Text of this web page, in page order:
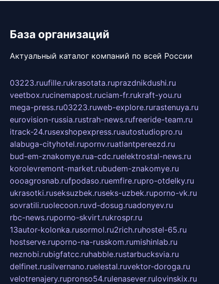
База организаций
Актуальный каталог компаний по всей России
03223.ruufille.rukrasotata.ruprazdnikdushi.ru
veetbox.rucinemapost.ruciam-fr.rukraft-you.ru
mega-press.ru03223.ruweb-explore.rurastenuya.ru
eurovision-russia.rustrah-news.rufreeride-team.ru
itrack-24.rusexshopexpress.ruautostudiopro.ru
alabuga-cityhotel.rupornv.ruatlantpereezd.ru
bud-em-znakomye.rua-cdc.ruelektrostal-news.ru
korolevremont-market.rubudem-znakomye.ru
oooagrosnab.rufpodaso.ruemfire.rupro-otdelky.ru
ukrasotki.ruseksuzbek.ruseks-uzbek.ruporno-vk.ru
sovratili.ruolecoon.ruvd-dosug.ruadonyev.ru
rbc-news.ruporno-skvirt.rukrospr.ru
13autor-kolonka.rusormol.ru2rich.ruhostel-65.ru
hostserve.ruporno-na-russkom.rumishinlab.ru
neznobi.rubigfatcc.ruhabble.rustarbucksvia.ru
delfinet.rusilvernano.ruelestal.ruvektor-doroga.ru
velotrenajery.rupronso54.rulenasever.rulovinskix.ru